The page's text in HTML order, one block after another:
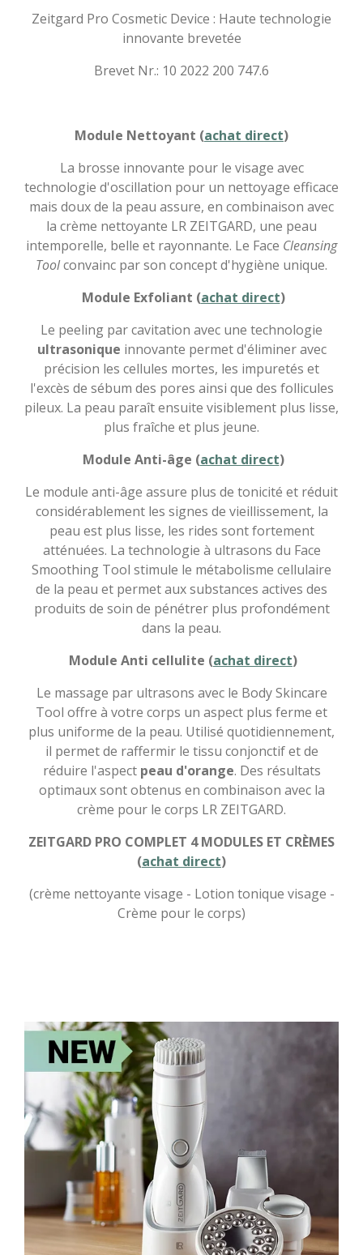
Zeitgard Pro Cosmetic Device : Haute technologie
innovante brevetée
Brevet Nr.: 10 2022 200 747.6
Module Nettoyant (achat direct)
La brosse innovante pour le visage avec
technologie d'oscillation pour un nettoyage efficace
mais doux de la peau assure, en combinaison avec
la crème nettoyante LR ZEITGARD, une peau
intemporelle, belle et rayonnante. Le Face Cleansing
Toolconvainc par son concept d'hygiène unique.
Module Exfoliant (achat direct)
Le peeling par cavitation avec une technologie
ultrasonique innovante permet d'éliminer avec
précision les cellules mortes, les impuretés et
l'excès de sébum des pores ainsi que des follicules
pileux. La peau paraît ensuite visiblement plus lisse,
plus fraîche et plus jeune.
Module Anti-âge (achat direct)
Le module anti-âge assure plus de tonicité et réduit
considérablement les signes de vieillissement, la
peau est plus lisse, les rides sont fortement
atténuées. La technologie à ultrasons du Face
Smoothing Tool stimule le métabolisme cellulaire
de la peau et permet aux substances actives des
produits de soin de pénétrer plus profondément
dans la peau.
Module Anti cellulite (achat direct)
Le massage par ultrasons avec le Body Skincare
Tool offre à votre corps un aspect plus ferme et
plus uniforme de la peau. Utilisé quotidiennement,
il permet de raffermir le tissu conjonctif et de
réduire l'aspect peau d'orange. Des résultats
optimaux sont obtenus en combinaison avec la
crème pour le corps LR ZEITGARD.
ZEITGARD PRO COMPLET 4 MODULES ET CRÈMES
(achat direct)
(crème nettoyante visage - Lotion tonique visage -
Crème pour le corps)